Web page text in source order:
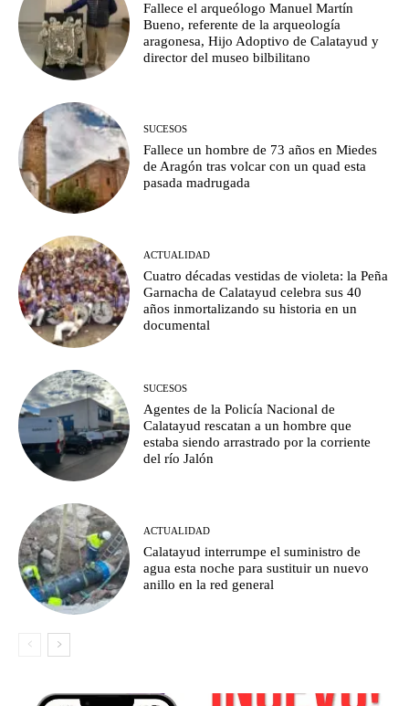
Fallece el arqueólogo Manuel Martín
Bueno, referente de la arqueología
aragonesa, Hijo Adoptivo de Calatayud y
director del museo bilbilitano
SUCESOS
Fallece un hombre de 73 años en Miedes
de Aragón tras volcar con un quad esta
pasada madrugada
ACTUALIDAD
Cuatro décadas vestidas de violeta: la Peña
Garnacha de Calatayud celebra sus 40
años inmortalizando su historia en un
documental
SUCESOS
Agentes de la Policía Nacional de
Calatayud rescatan a un hombre que
estaba siendo arrastrado por la corriente
del río Jalón
ACTUALIDAD
Calatayud interrumpe el suministro de
agua esta noche para sustituir un nuevo
anillo en la red general